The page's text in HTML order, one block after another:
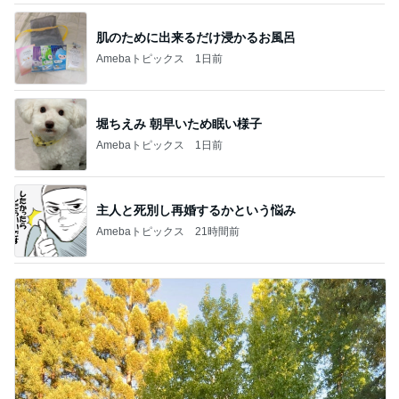
肌のために出来るだけ浸かるお風呂
Amebaトピックス 1日前
堀ちえみ 朝早いため眠い様子
Amebaトピックス 1日前
主人と死別し再婚するかという悩み
Amebaトピックス 21時間前